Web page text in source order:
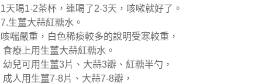
1天喝1-2茶杯，連喝了2-3天，咳嗽就好了。
7.生薑大蒜紅糖水。
咳喘嚴重，白色稀痰較多的說明受寒較重，
食療上用生薑大蒜紅糖水。
幼兒可用生薑3片、大蒜3瓣、紅糖半勺，
成人用生薑7-8片、大蒜7-8瓣，